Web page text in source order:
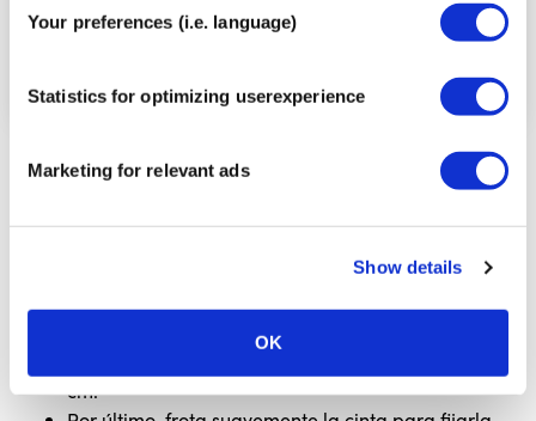
Your preferences (i.e. language)
Statistics for optimizing userexperience
Marketing for relevant ads
Show details
OK
Rasga el papel soporte por la mitad y dóblalo por
arriba a lo largo de ambos lados del tendón de
Aquiles.
Aplica una segunda tira del mismo modo,
cm.